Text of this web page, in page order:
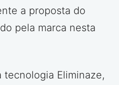
a proposta do
pela marca nesta
tecnologia Eliminaze,